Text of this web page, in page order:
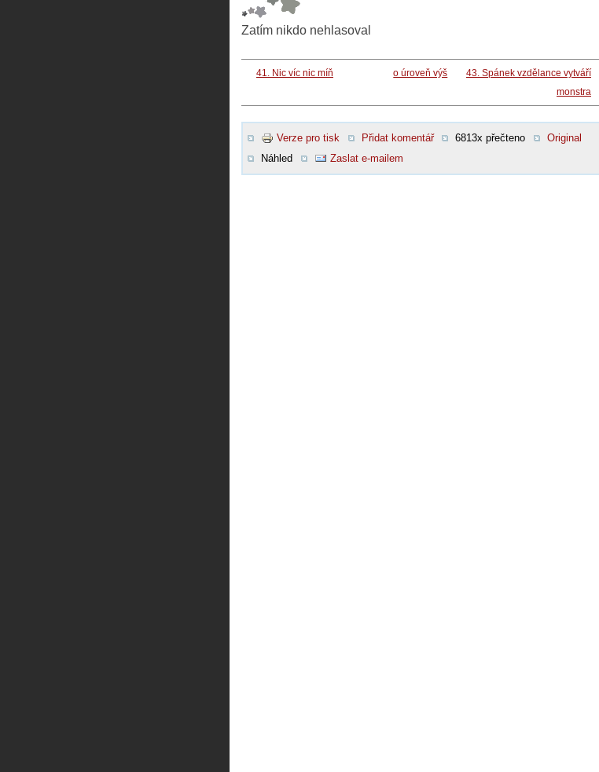
Zatím nikdo nehlasoval
41. Nic víc nic míň o úroveň výš
43. Spánek vzdělance vytváří
monstra
Verze pro tisk Přidat komentář 6813x přečteno
Original
Náhled
Zaslat e-mailem